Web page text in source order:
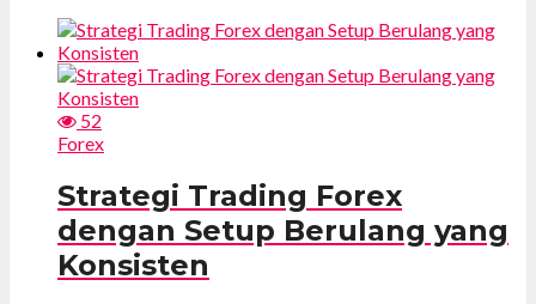
52
Forex
Strategi Trading Forex
dengan Setup Berulang yang
Konsisten